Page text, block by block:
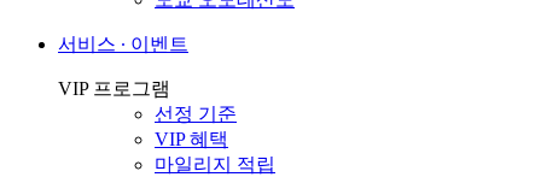
서비스 ∙ 이벤트
VIP 프로그램
선정 기준
VIP 혜택
마일리지 적립